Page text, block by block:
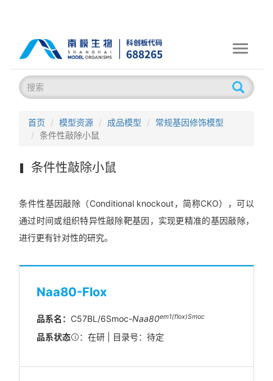
Toggle
首页 模型资源 成品模型
常规基因修饰模型
条件性敲除小鼠
条件性敲除小鼠
条件性基因敲除（Conditional knockout，简称CKO），可以
通过时间或组织特异性敲除靶基因，实现更精准的基因敲除，
进行更有针对性的研究。
Naa80-Flox
品系名： C57BL/6Smoc-Naa80em1(flox)Smoc
品系状态 ：在研 | 目录号：待定